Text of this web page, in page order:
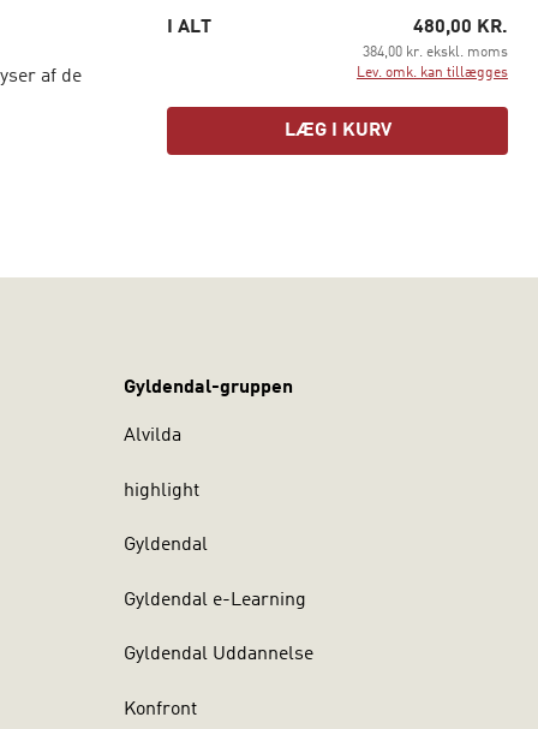
af de
om dette
den
I ALT 480,00 KR.
384,00 kr. ekskl. moms
Lev. omk. kan tillægges
LÆG I KURV
Gyldendal-gruppen
Alvilda
highlight
Gyldendal
Gyldendal e-Learning
Gyldendal Uddannelse
Konfront